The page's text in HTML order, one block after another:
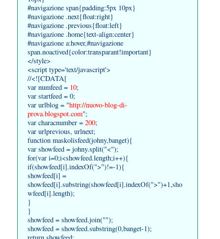
#navigazione span{padding:5px 10px}
#navigazione .next{float:right}
#navigazione .previous{float:left}
#navigazione .home{text-align:center}
#navigazione a:hover,#navigazione
span.noactived{color:transparant!important}
</style>
<script type='text/javascript'>
//<![CDATA[
var numfeed = 10;
var startfeed = 0;
var urlblog = "http://nuovo-blog-di-
prova.blogspot.com";
var characnumber = 200;
var urlprevious, urlnext;
function maskolisfeed(johny,banget){
var showfeed = johny.split("<");
for(var i=0;i<showfeed.length;i++){
if(showfeed[i].indexOf(">")!=-1){
showfeed[i] =
showfeed[i].substring(showfeed[i].indexOf(">")+1,sho
wfeed[i].length);
}
}
showfeed = showfeed.join("");
showfeed = showfeed.substring(0,banget-1);